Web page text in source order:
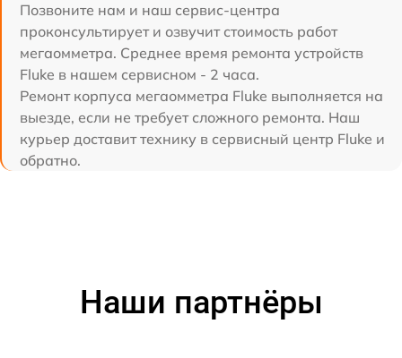
Позвоните нам и наш сервис-центра
проконсультирует и озвучит стоимость работ
мегаомметра. Среднее время ремонта устройств
Fluke в нашем сервисном - 2 часа.
Ремонт корпуса мегаомметра Fluke выполняется на
выезде, если не требует сложного ремонта. Наш
курьер доставит технику в сервисный центр Fluke и
обратно.
Наши партнёры